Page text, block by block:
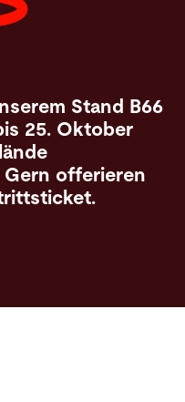
Stand B66
25. Oktober
Gern offerieren